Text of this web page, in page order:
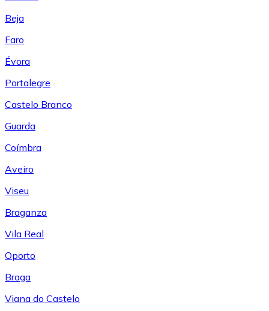
Beja
Faro
Évora
Portalegre
Castelo Branco
Guarda
Coímbra
Aveiro
Viseu
Braganza
Vila Real
Oporto
Braga
Viana do Castelo